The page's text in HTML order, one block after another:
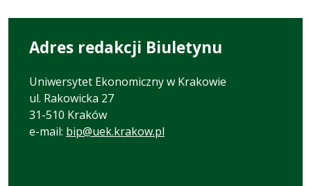
Adres redakcji Biuletynu
Uniwersytet Ekonomiczny w Krakowie
ul. Rakowicka 27
31-510 Kraków
e-mail: bip@uek.krakow.pl